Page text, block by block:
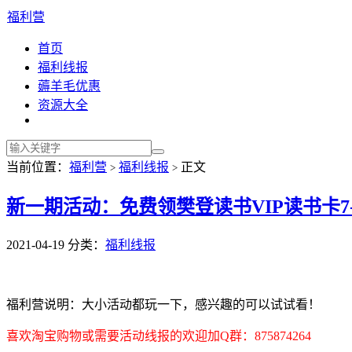
福利营
首页
福利线报
薅羊毛优惠
资源大全
当前位置： 福利营 > 福利线报 > 正文
新一期活动：免费领樊登读书VIP读书卡
2021-04-19 分类： 福利线报
福利营说明：大小活动都玩一下，感兴趣的可以试试看！
喜欢淘宝购物或需要活动线报的欢迎加Q群：875874264